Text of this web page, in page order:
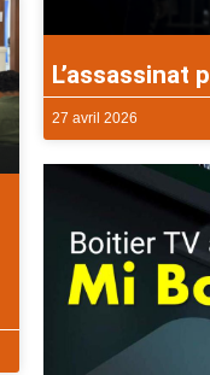
L’assassinat
27 avril 2026